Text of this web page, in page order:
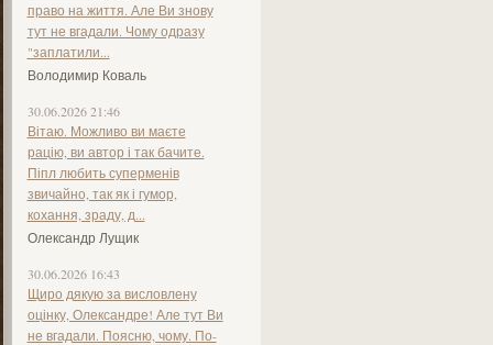
право на життя. Але Ви знову
тут не вгадали. Чому одразу
"заплатили...
Володимир Коваль
30.06.2026 21:46
Вітаю. Можливо ви маєте
рацію, ви автор і так бачите.
Піпл любить суперменів
звичайно, так як і гумор,
кохання, зраду, д...
Олександр Лущик
30.06.2026 16:43
Щиро дякую за висловлену
оцінку, Олександре! Але тут Ви
не вгадали. Поясню, чому. По-